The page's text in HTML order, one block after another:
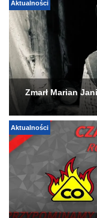
Aktualności
Zmarł Marian
Aktualności